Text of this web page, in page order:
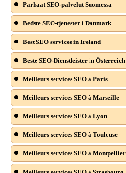
Parhaat SEO-palvelut Suomessa
Bedste SEO-tjenester i Danmark
Best SEO services in Ireland
Beste SEO-Dienstleister in Österreich
Meilleurs services SEO à Paris
Meilleurs services SEO à Marseille
Meilleurs services SEO à Lyon
Meilleurs services SEO à Toulouse
Meilleurs services SEO à Montpellier